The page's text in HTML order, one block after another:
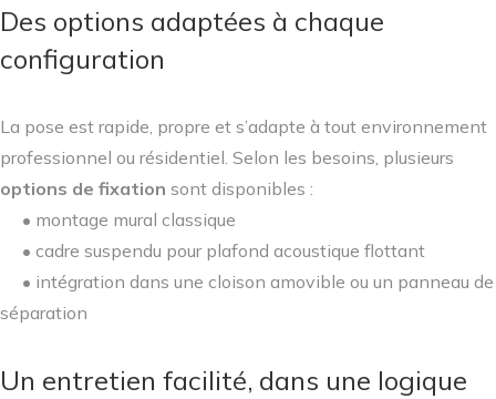
Des options adaptées à chaque
configuration
La pose est rapide, propre et s’adapte à tout environnement
professionnel ou résidentiel. Selon les besoins, plusieurs
options de fixation sont disponibles :
• montage mural classique
• cadre suspendu pour plafond acoustique flottant
• intégration dans une cloison amovible ou un panneau de
séparation
Un entretien facilité, dans une logique